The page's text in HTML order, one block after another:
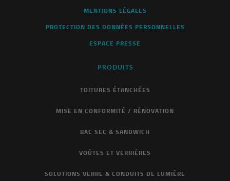
MENTIONS LÉGALES
PROTECTION DES DONNÉES PERSONNELLES
ESPACE PRESSE
PRODUITS
TOITURES ÉTANCHÉES
MISE EN CONFORMITÉ / RÉNOVATION
BAC SEC & SANDWICH
VOÛTES ET VERRIÈRES
SOLUTIONS VERRE & CONDUITS DE LUMIÈRE